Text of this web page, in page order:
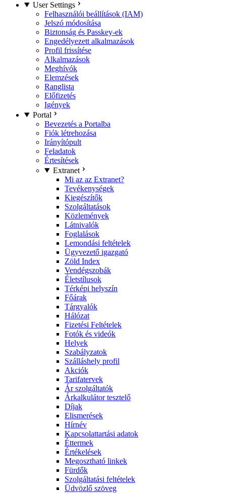
User Settings
Felhasználói beállítások (IAM)
Jelszó módosítása
Biztonság és Passkey-ek
Engedélyezett alkalmazások
Profil frissítése
Alkalmazások
Meghívók
Elemzések
Ranglista
Előfizetés
Igények
Portal
Bevezetés a Portalba
Fiók létrehozása
Irányítópult
Feladatok
Értesítések
Extranet
Mi az az Extranet?
Tevékenységek
Kiegészítők
Szolgáltatások
Közlemények
Látnivalók
Foglalások
Lemondási feltételek
Ügyvezető igazgató
Zöld Index
Vendégszobák
Életstílusok
Térképi helyszín
Főárak
Tárgyalók
Hálózat
Fizetési Feltételek
Fotók és videók
Helyek
Szabályzatok
Szálláshely profil
Akciók
Tarifatervek
Ár szolgáltatók
Árkalkulátor tesztelő
Díjak
Elismerések
Hírnév
Kapcsolattartási adatok
Éttermek
Értékelések
Megosztható linkek
Fürdők
Szolgáltatási feltételek
Üdvözlő szöveg